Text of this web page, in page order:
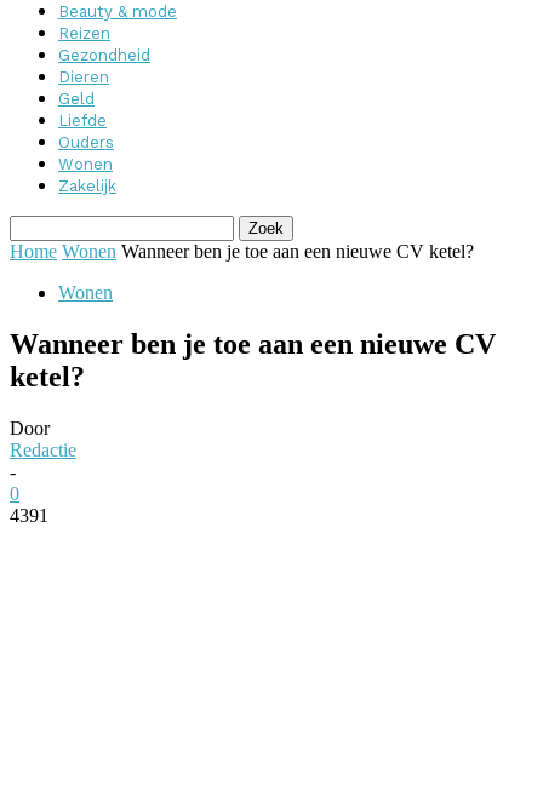
Beauty & mode
Reizen
Gezondheid
Dieren
Geld
Liefde
Ouders
Wonen
Zakelijk
Home Wonen Wanneer ben je toe aan een nieuwe CV ketel?
Wonen
Wanneer ben je toe aan een nieuwe CV
ketel?
Door
Redactie
-
0
4391